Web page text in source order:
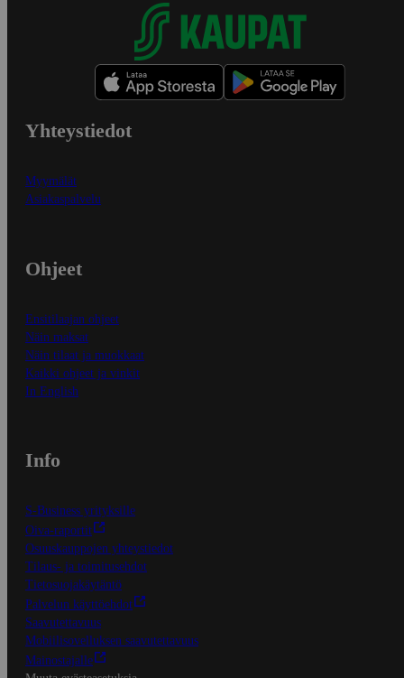
Yhteystiedot
Myymälät
Asiakaspalvelu
Ohjeet
Ensitilaajan ohjeet
Näin maksat
Näin tilaat ja muokkaat
Kaikki ohjeet ja vinkit
In English
Info
S-Business yrityksille
Oiva-raportit
Osuuskauppojen yhteystiedot
Tilaus- ja toimitusehdot
Tietosuojakäytäntö
Palvelun käyttöehdot
Saavutettavuus
Mobiilisovelluksen saavutettavuus
Mainostajalle